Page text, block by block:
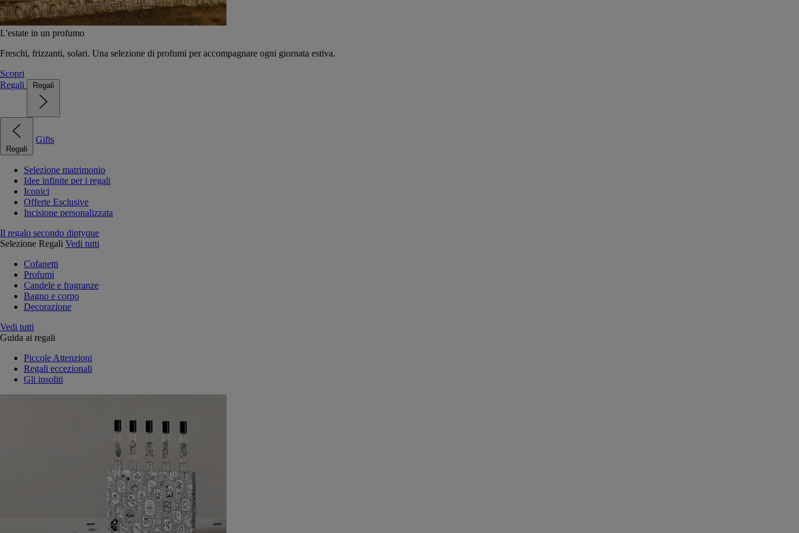
L'estate in un profumo
Freschi, frizzanti, solari. Una selezione di profumi per accompagnare ogni giornata estiva.
Scopri
Regali
Regali
Regali
Gifts
Selezione matrimonio
Idee infinite per i regali
Iconici
Offerte Esclusive
Incisione personalizzata
Il regalo secondo diptyque
Selezione Regali Vedi tutti
Cofanetti
Profumi
Candele e fragranze
Bagno e corpo
Decorazione
Vedi tutti
Guida ai regali
Piccole Attenzioni
Regali eccezionali
Gli insoliti